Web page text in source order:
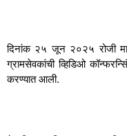
दिनांक २५ जून २०२५ रोजी मा.
ग्रामसेवकांची व्हिडिओ
करण्यात आली.